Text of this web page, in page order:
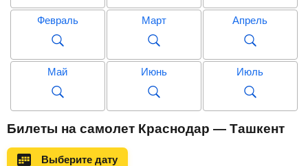
Февраль Март Апрель
Май Июнь Июль
Сентябрь
19 427
Октябрь
Билеты на самолет Краснодар — Ташкент
Выберите дату